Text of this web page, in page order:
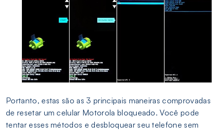
Portanto, estas são as 3 principais maneiras comprovadas
de resetar um celular Motorola bloqueado. Você pode
tentar esses métodos e desbloquear seu telefone sem